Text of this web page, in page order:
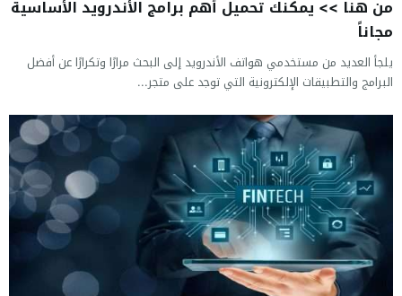
من هنا >> يمكنك تحميل أهم برامج الأندرويد الأساسية
مجاناً
يلجأ العديد من مستخدمي هواتف الأندرويد إلى البحث مرارًا وتكرارًا عن أفضل
البرامج والتطبيقات الإلكترونية التي توجد على متجر...